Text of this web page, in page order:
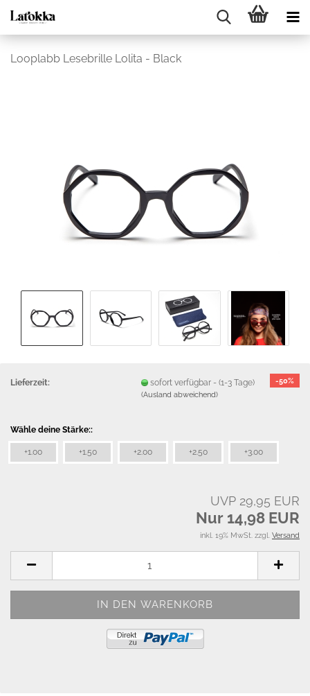
Looplabb Lesebrille Lolita - Black
-50%
Lieferzeit: sofort verfügbar - (1-3 Tage)
(Ausland abweichend)
Wähle deine Stärke::
+1.00 +1.50 +2.00 +2.50 +3.00
UVP 29,95 EUR
Nur 14,98 EUR
inkl. 19% MwSt. zzgl. Versand